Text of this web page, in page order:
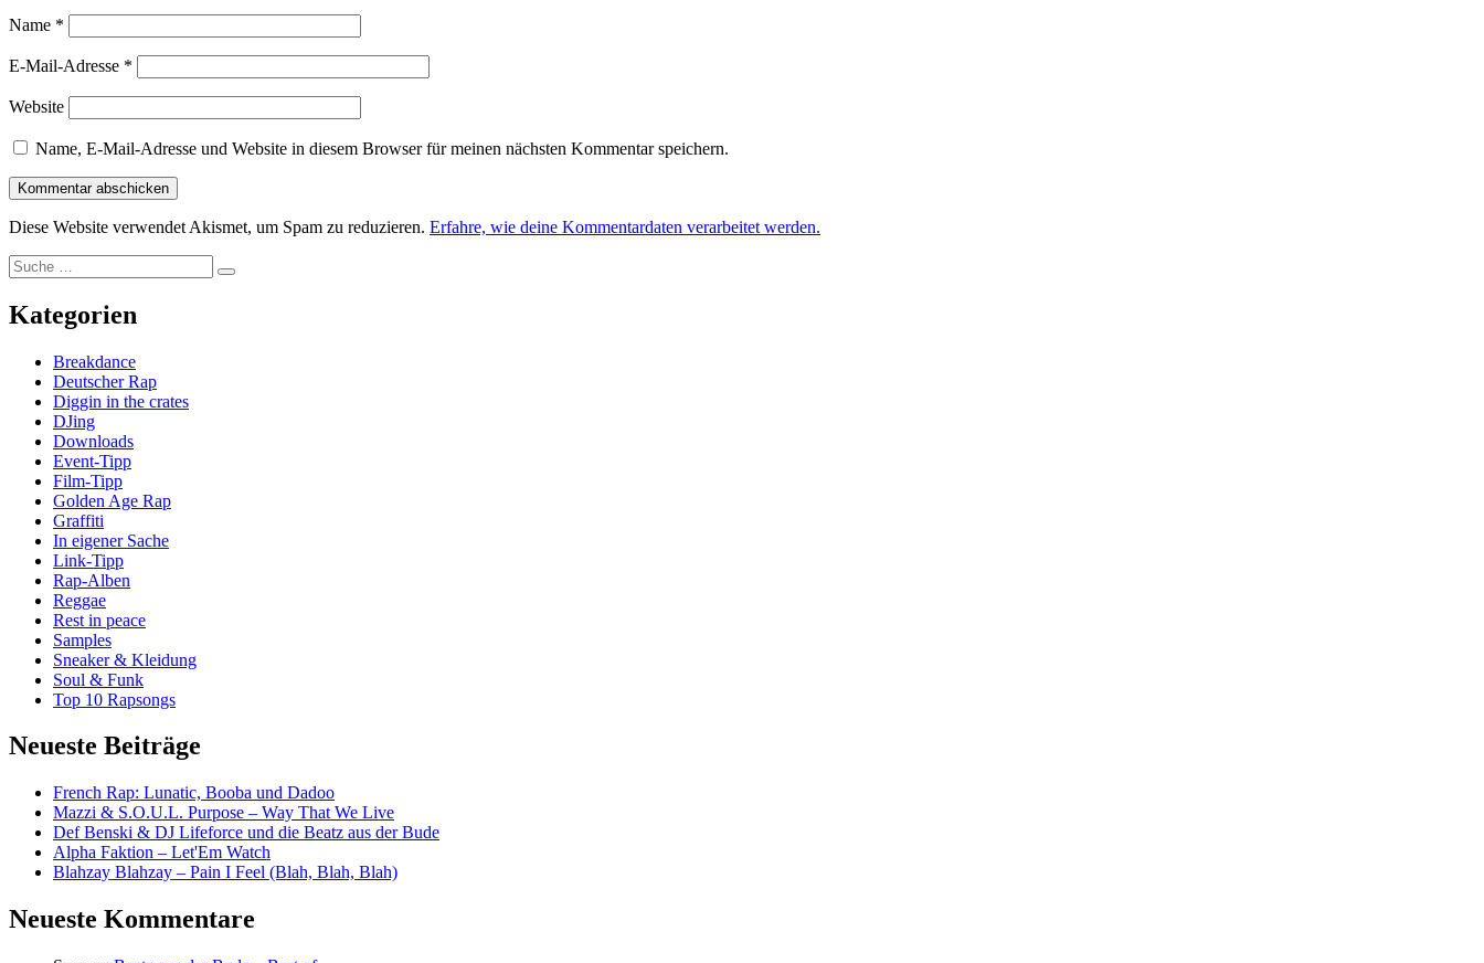
Name *
E-Mail-Adresse *
Website
Name, E-Mail-Adresse und Website in diesem Browser für meinen nächsten Kommentar speichern.
Diese Website verwendet Akismet, um Spam zu reduzieren. Erfahre, wie deine Kommentardaten verarbeitet werden.
Suche
nach:
Suche
Kategorien
Breakdance
Deutscher Rap
Diggin in the crates
DJing
Downloads
Event-Tipp
Film-Tipp
Golden Age Rap
Graffiti
In eigener Sache
Link-Tipp
Rap-Alben
Reggae
Rest in peace
Samples
Sneaker & Kleidung
Soul & Funk
Top 10 Rapsongs
Neueste Beiträge
French Rap: Lunatic, Booba und Dadoo
Mazzi & S.O.U.L. Purpose – Way That We Live
Def Benski & DJ Lifeforce und die Beatz aus der Bude
Alpha Faktion – Let'Em Watch
Blahzay Blahzay – Pain I Feel (Blah, Blah, Blah)
Neueste Kommentare